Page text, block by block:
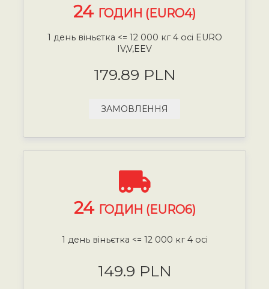
24 ГОДИН (EURO4)
1 день віньєтка <= 12 000 кг 4 осі EURO
IV,V,EEV
179.89 PLN
ЗАМОВЛЕННЯ
24 ГОДИН (EURO6)
1 день віньєтка <= 12 000 кг 4 осі
149.9 PLN